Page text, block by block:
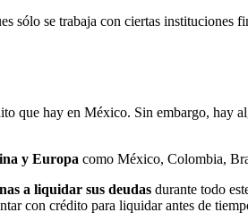
sólo se trabaja con ciertas
que hay en México. Sin embargo, hay
y Europa como México, Colombia,
a liquidar sus deudas durante todo
con crédito para liquidar antes de